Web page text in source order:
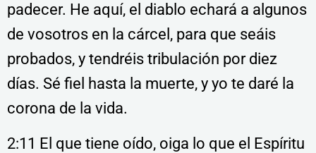
padecer. He aquí, el diablo echará a algunos
de vosotros en la cárcel, para que seáis
probados, y tendréis tribulación por diez
días. Sé fiel hasta la muerte, y yo te daré la
corona de la vida.
2:11 El que tiene oído, oiga lo que el Espíritu